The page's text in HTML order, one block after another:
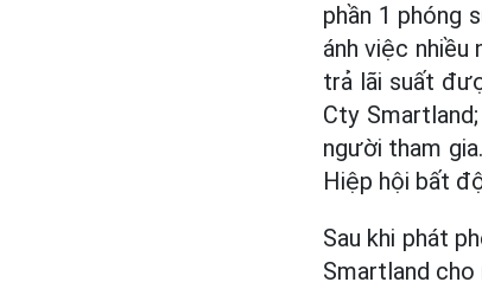
phần 1 phóng
ánh việc nhiều
trả lãi suất
Cty
người tham
Hiệp hội bất
Sau khi phát
Smartland